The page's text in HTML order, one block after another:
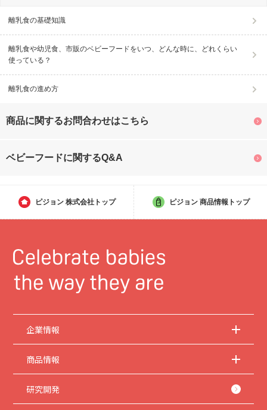
離乳食の基礎知識
離乳食や幼児食、市販のベビーフードをいつ、どんな時に、どれくらい
使っている？
離乳食の進め方
商品に関するお問合わせはこちら
ベビーフードに関するQ&A
ピジョン 株式会社トップ ピジョン 商品情報トップ
企業情報
商品情報
研究開発